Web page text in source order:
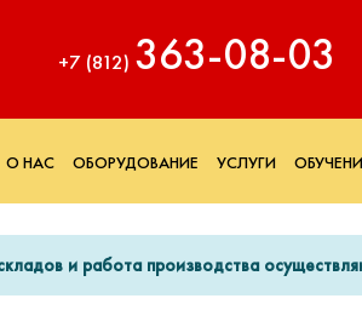
+7 (812) 363‑08‑03
О НАС ОБОРУДОВАНИЕ УСЛУГИ
и работа производства